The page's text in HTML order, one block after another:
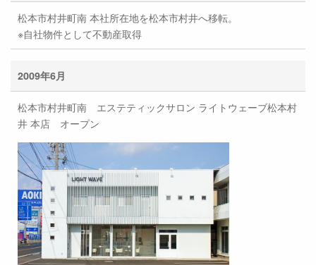
松本市村井町南 本社所在地を松本市村井へ移転。
※自社物件として不動産取得
2009年6月
松本市村井町南 エステティックサロン ライトウェーブ松本村
井 本店 オープン